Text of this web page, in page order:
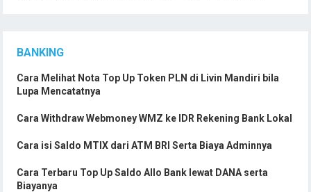
BANKING
Cara Melihat Nota Top Up Token PLN di Livin Mandiri bila
Lupa Mencatatnya
Cara Withdraw Webmoney WMZ ke IDR Rekening Bank Lokal
Cara isi Saldo MTIX dari ATM BRI Serta Biaya Adminnya
Cara Terbaru Top Up Saldo Allo Bank lewat DANA serta
Biayanya